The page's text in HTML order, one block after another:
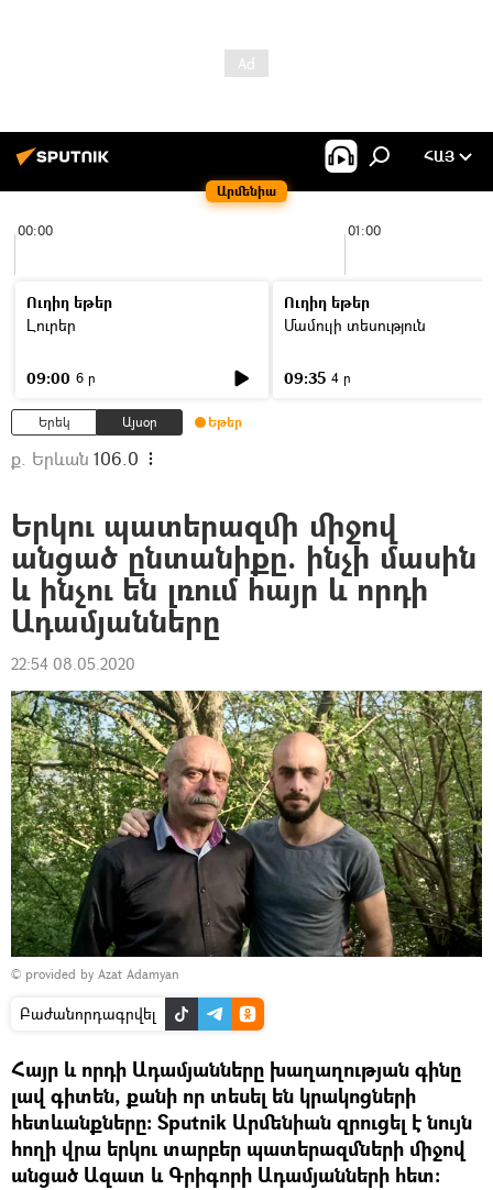
Արմենիա
ՀԱՅ
00:00 01:00
Ուղիղ եթեր
Լուրեր
09:00 6 ր
Ուղիղ եթեր
Մամուլի տեսություն
09:35 4 ր
Երեկ Այսօր Եթեր
ք. Երևան 106.0
Երկու պատերազմի միջով
անցած ընտանիքը. ինչի մասին
և ինչու են լռում հայր և որդի
Ադամյանները
22:54 08.05.2020
© provided by Azat Adamyan
Բաժանորդագրվել
Հայր և որդի Ադամյանները խաղաղության գինը
լավ գիտեն, քանի որ տեսել են կրակոցների
հետևանքները։ Sputnik Արմենիան զրուցել է նույն
հողի վրա երկու տարբեր պատերազմների միջով
անցած Ազատ և Գրիգորի Ադամյանների հետ։